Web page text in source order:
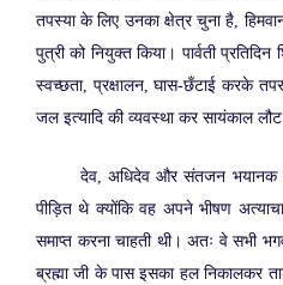
तपस्या के लिए उनका क्षेत्र चुना है,
पुत्री को नियुक्त किया। पार्वती
स्वच्छता, प्रक्षालन, घास-छँटाई करके
जल इत्यादि की व्यवस्था कर सायंकाल
देव, अधिदेव और संतजन भयानक
पीड़ित थे क्योंकि वह अपने भीषण
समाप्त करना चाहती थी। अतः वे सभी
ब्रह्मा जी के पास इसका हल निकालकर